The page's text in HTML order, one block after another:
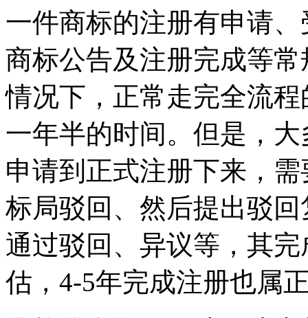
一件商标的注册有申请
商标公告及注册完成等
情况下，正常走完全流
一年半的时间。但是，
申请到正式注册下来，
标局驳回、然后提出驳
通过驳回、异议等，其
估，4-5年完成注册也属